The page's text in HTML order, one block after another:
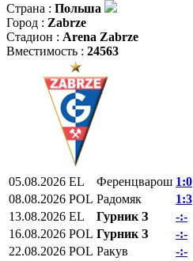
Страна : Польша
Город : Zabrze
Стадион : Arena Zabrze
Вместимость : 24563
05.08.2026 EL Ференцварош 1:0
08.08.2026 POL Радомяк 1:3
13.08.2026 EL Гурник З -:-
16.08.2026 POL Гурник З -:-
22.08.2026 POL Ракув -:-